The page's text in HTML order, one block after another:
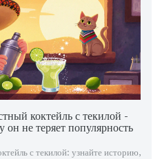
коктейль с текилой -
он не теряет популярность
с текилой: узнайте историю,